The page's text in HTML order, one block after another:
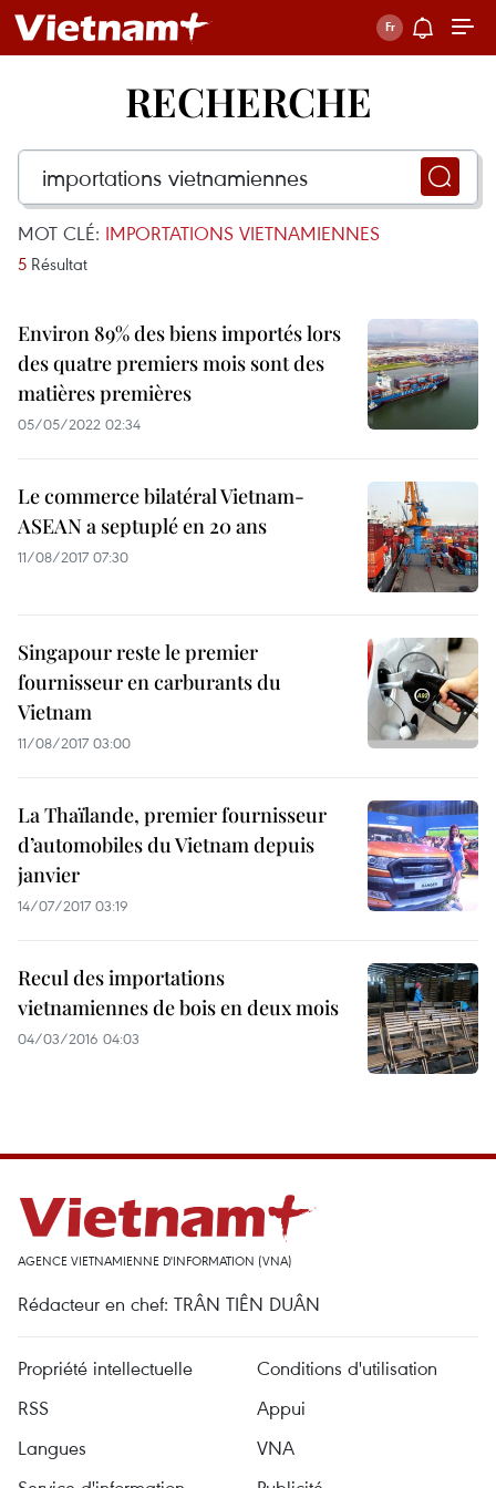
RECHERCHE
MOT CLÉ: IMPORTATIONS VIETNAMIENNES
5 Résultat
Environ 89% des biens importés lors
des quatre premiers mois sont des
matières premières
05/05/2022 02:34
Le commerce bilatéral Vietnam-
ASEAN a septuplé en 20 ans
11/08/2017 07:30
Singapour reste le premier
fournisseur en carburants du
Vietnam
11/08/2017 03:00
La Thaïlande, premier fournisseur
d’automobiles du Vietnam depuis
janvier
14/07/2017 03:19
Recul des importations
vietnamiennes de bois en deux mois
04/03/2016 04:03
AGENCE VIETNAMIENNE D'INFORMATION (VNA)
Rédacteur en chef: TRÂN TIÊN DUÂN
Propriété intellectuelle
Conditions d'utilisation
RSS
Appui
Langues
VNA